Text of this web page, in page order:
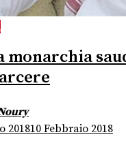
monarchia
201810 Febbraio 2018